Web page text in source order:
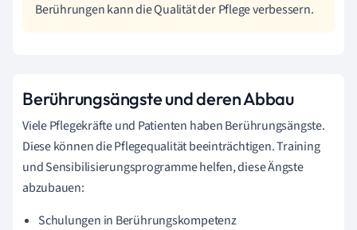
Berührungen kann die Qualität der Pflege verbessern.
Berührungsängste und deren Abbau
Viele Pflegekräfte und Patienten haben Berührungsängste.
Diese können die Pflegequalität beeinträchtigen. Training
und Sensibilisierungsprogramme helfen, diese Ängste
abzubauen:
Schulungen in Berührungskompetenz